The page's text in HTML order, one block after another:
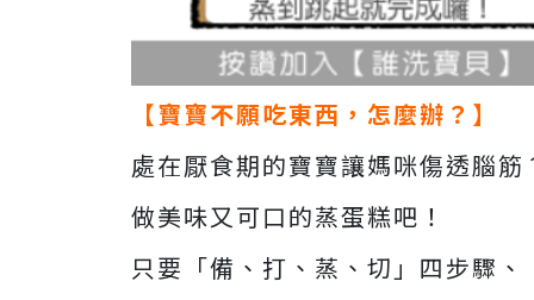
【寶寶不願吃東西，怎麼辦？】
處在厭食期的寶寶讓媽咪傷透腦筋
做美味又可口的蒸蛋糕吧！
只要「備、打、蒸、切」四步驟、